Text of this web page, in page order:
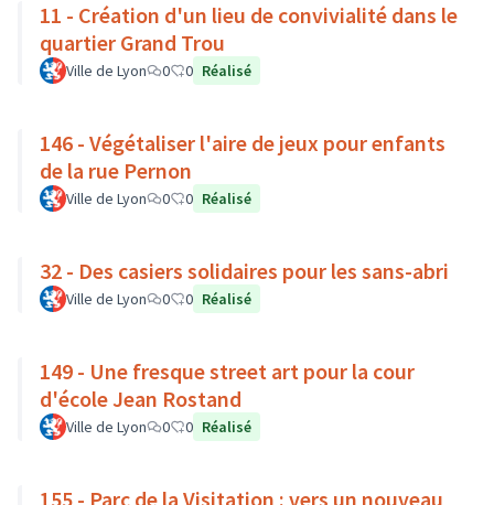
11 - Création d'un lieu de convivialité dans le
quartier Grand Trou
Ville de Lyon 0 0 Réalisé
146 - Végétaliser l'aire de jeux pour enfants
de la rue Pernon
Ville de Lyon 0 0 Réalisé
32 - Des casiers solidaires pour les sans-abri
Ville de Lyon 0 0 Réalisé
149 - Une fresque street art pour la cour
d'école Jean Rostand
Ville de Lyon 0 0 Réalisé
155 - Parc de la Visitation : vers un nouveau